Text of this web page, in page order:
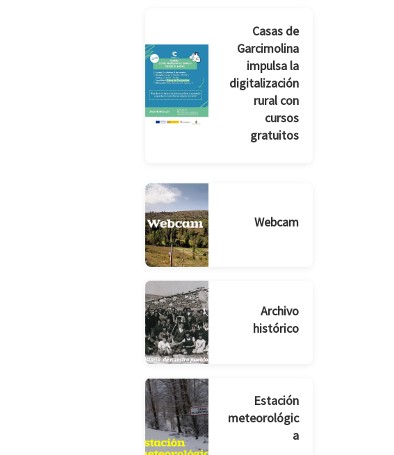
Casas de
Garcimolina
impulsa la
digitalización
rural con
cursos
gratuitos
Webcam
Archivo
histórico
Estación
meteorológic
a